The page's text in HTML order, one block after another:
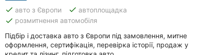
done авто з Європи done автоплощадка
done розмитнення автомобіля
Підбір і доставка авто з Європи під замовлення, митне
оформлення, сертифікація, перевірка історії, продаж у